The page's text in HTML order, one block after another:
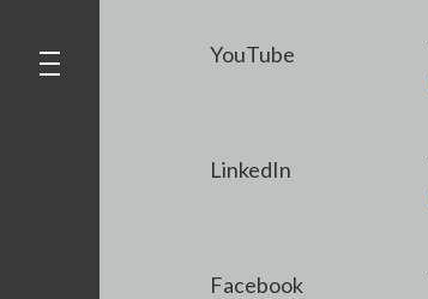
YouTube
LinkedIn
Facebook